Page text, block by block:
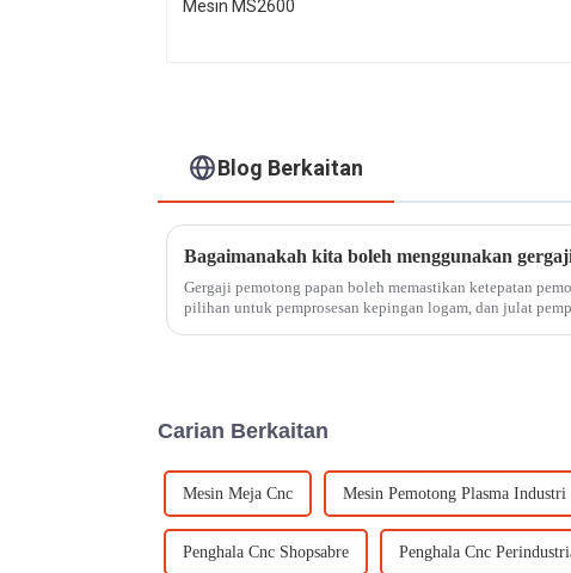
Blog Berkaitan
Bagaimanakah kita boleh menggunakan
Gergaji pemotong papan boleh memastikan ketepatan
pilihan untuk pemprosesan kepingan logam, dan julat
Carian Berkaitan
Mesin Meja Cnc Mesin Pemotong Plasma Industri
Penghala Cnc Shopsabre Penghala Cnc